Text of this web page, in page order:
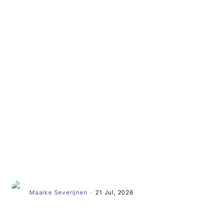
Maaike Severijnen · 21 Jul, 2026